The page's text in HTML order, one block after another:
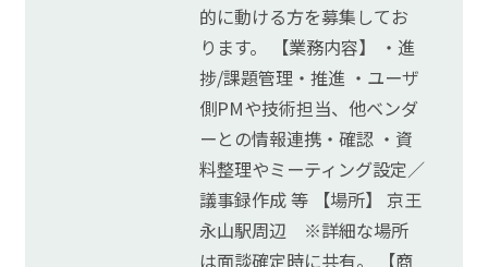
的に動ける方を募集してお
ります。 【業務内容】 ・進
捗/課題管理・推進 ・ユーザ
側PMや技術担当、他ベンダ
ーとの情報連携・確認 ・資
料整理やミーティング設定／
議事録作成 等 【場所】 京王
永山駅周辺 ※詳細な場所
は面談確定時に共有。 【商